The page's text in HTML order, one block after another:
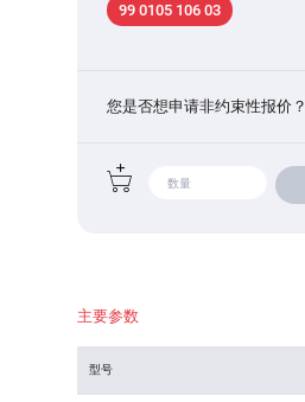
99 0105 106 03
您是否想申请非约束性报价？
主要参数
型号